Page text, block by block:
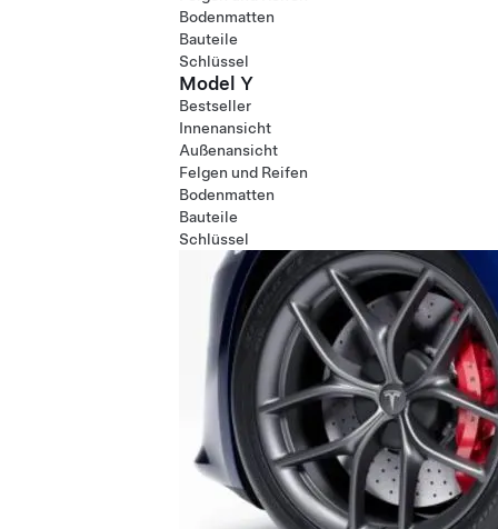
Bodenmatten
Bauteile
Schlüssel
Model Y
Bestseller
Innenansicht
Außenansicht
Felgen und Reifen
Bodenmatten
Bauteile
Schlüssel